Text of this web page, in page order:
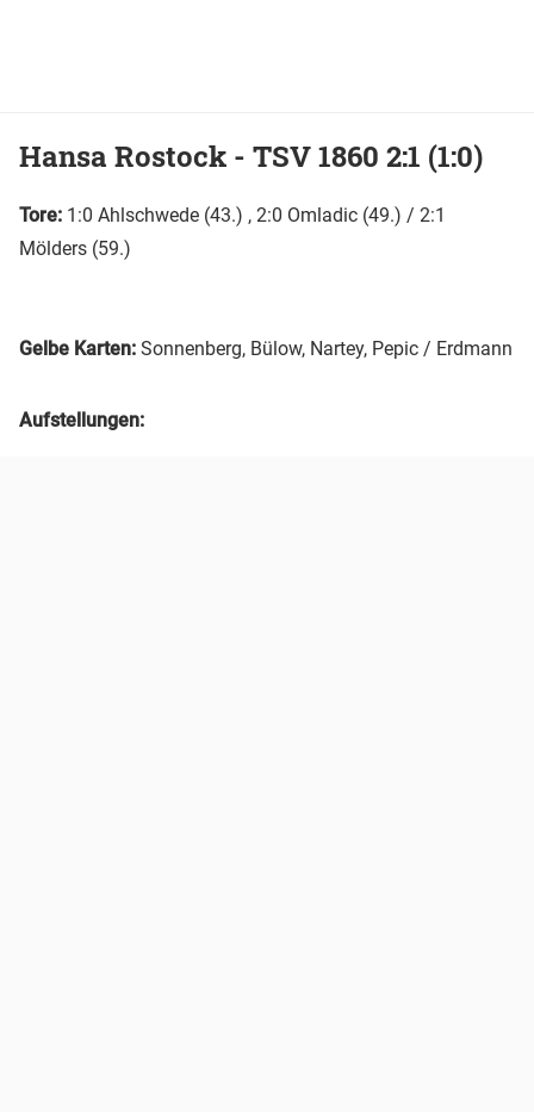
Hansa Rostock - TSV 1860 2:1 (1:0)
Tore: 1:0 Ahlschwede (43.) , 2:0 Omladic (49.) / 2:1
Mölders (59.)
Gelbe Karten: Sonnenberg, Bülow, Nartey, Pepic / Erdmann
Aufstellungen: